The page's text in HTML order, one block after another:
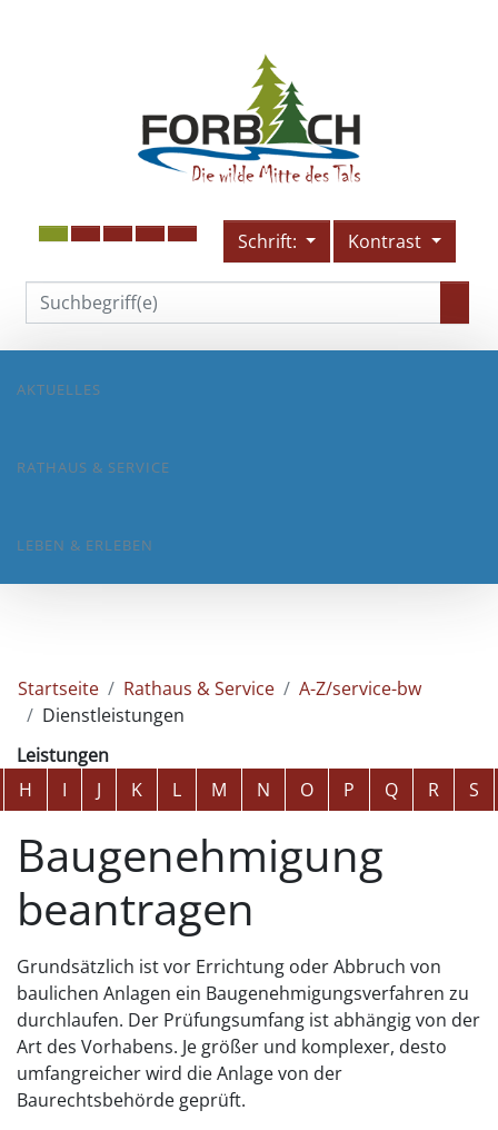
Schrift: Kontrast
AKTUELLES
RATHAUS & SERVICE
LEBEN & ERLEBEN
Startseite Rathaus & Service
A-Z/service-bw
Dienstleistungen
Leistungen
Alphabetisches Register überspringen
H I J K L M N O P Q R S
Baugenehmigung
beantragen
Grundsätzlich ist vor Errichtung oder Abbruch von
baulichen Anlagen ein Baugenehmigungsverfahren zu
durchlaufen. Der Prüfungsumfang ist abhängig von der
Art des Vorhabens. Je größer und komplexer, desto
umfangreicher wird die Anlage von der
Baurechtsbehörde geprüft.